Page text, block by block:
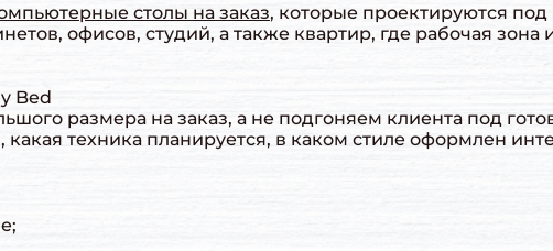
столы на заказ, которые проектируются
офисов, студий, а также квартир, где рабочая зона
Bed
размера на заказ, а не подгоняем клиента под
какая техника планируется, в каком стиле оформлен